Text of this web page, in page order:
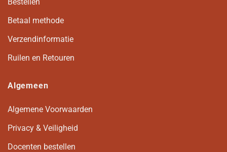
Betaal methode
Verzendinformatie
Ruilen en Retouren
Algemeen
Algemene Voorwaarden
Privacy & Veiligheid
Docenten bestellen